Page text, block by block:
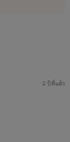
2 ปีที่แล้ว